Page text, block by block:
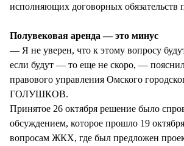
исполняющих договорных обязательств
Полувековая аренда — это минус
— Я не уверен, что к этому вопросу
если будут — то еще не скоро, —
правового управления Омского
ГОЛУШКОВ.
Принятое 26 октября решение было
обсуждением, которое прошло 19
вопросам ЖКХ, где был предложен